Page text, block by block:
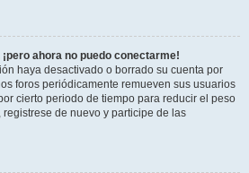
ahora no puedo conectarme!
haya desactivado o borrado su cuenta por
foros periódicamente remueven sus usuarios
cierto periodo de tiempo para reducir el peso
de nuevo y participe de las